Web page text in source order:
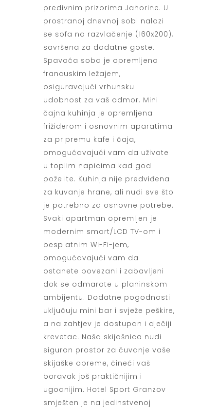
predivnim prizorima Jahorine. U
prostranoj dnevnoj sobi nalazi
se sofa na razvlačenje (160x200),
savršena za dodatne goste.
Spavaća soba je opremljena
francuskim ležajem,
osiguravajući vrhunsku
udobnost za vaš odmor. Mini
čajna kuhinja je opremljena
frižiderom i osnovnim aparatima
za pripremu kafe i čaja,
omogućavajući vam da uživate
u toplim napicima kad god
poželite. Kuhinja nije predviđena
za kuvanje hrane, ali nudi sve što
je potrebno za osnovne potrebe.
Svaki apartman opremljen je
modernim smart/LCD TV-om i
besplatnim Wi-Fi-jem,
omogućavajući vam da
ostanete povezani i zabavljeni
dok se odmarate u planinskom
ambijentu. Dodatne pogodnosti
uključuju mini bar i svježe peškire,
a na zahtjev je dostupan i dječiji
krevetac. Naša skijašnica nudi
siguran prostor za čuvanje vaše
skijaške opreme, čineći vaš
boravak još praktičnijim i
ugodnijim. Hotel Sport Granzov
smješten je na jedinstvenoj